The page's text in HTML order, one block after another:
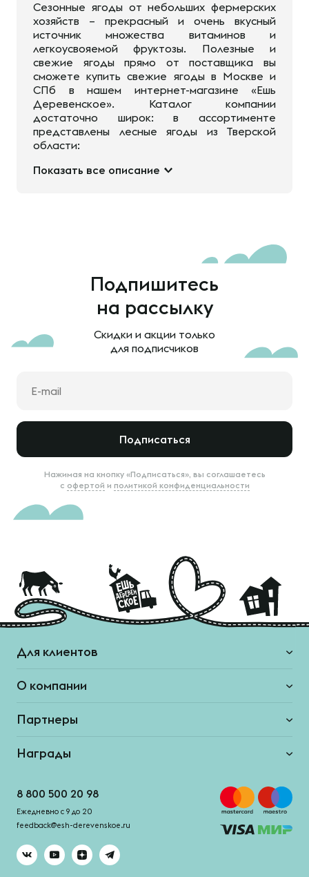
Сезонные ягоды от небольших фермерских
хозяйств – прекрасный и очень вкусный
источник множества витаминов и
легкоусвояемой фруктозы. Полезные и
свежие ягоды прямо от поставщика вы
сможете купить свежие ягоды в Москве и
СПб в нашем интернет-магазине «Ешь
Деревенское». Каталог компании
достаточно широк: в ассортименте
представлены лесные ягоды из Тверской
области:
Показать все описание
Подпишитесь
на рассылку
Скидки и акции только
для подписчиков
Подписаться
Нажимая на кнопку «Подписаться», вы соглашаетесь
с офертой и политикой конфиденциальности
Для клиентов
О компании
Партнеры
Награды
8 800 500 20 98
Ежедневно с 9 до 20
feedback@esh-derevenskoe.ru